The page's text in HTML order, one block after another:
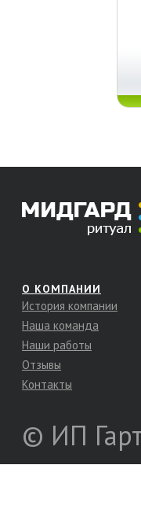
О КОМПАНИИ
История компании
Наша команда
Наши работы
Отзывы
Контакты
© ИП